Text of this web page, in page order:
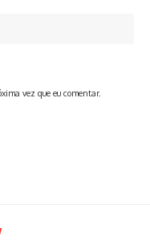
vez que eu comentar.